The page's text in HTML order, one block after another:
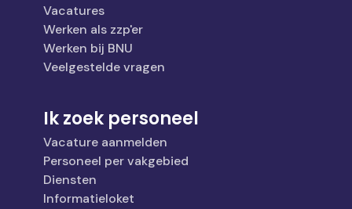
Vacatures
Werken als zzp'er
Werken bij BNU
Veelgestelde vragen
Ik zoek personeel
Vacature aanmelden
Personeel per vakgebied
Diensten
Informatieloket